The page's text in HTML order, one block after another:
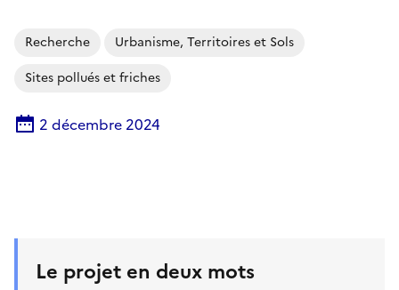
Recherche
Urbanisme, Territoires et Sols
Sites pollués et friches
2 décembre 2024
Le projet en deux mots